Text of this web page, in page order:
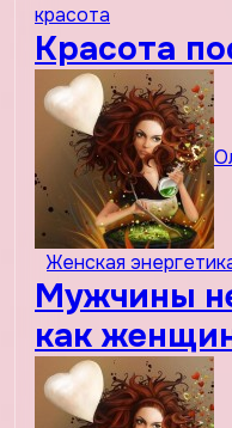
красота
Красота
Женская
Мужчины
как